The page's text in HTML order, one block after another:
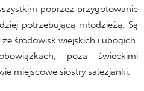
poprzez przygotowanie
potrzebującą młodzieżą. Są
środowisk wiejskich i ubogich.
poza świeckimi
miejscowe siostry salezjanki.